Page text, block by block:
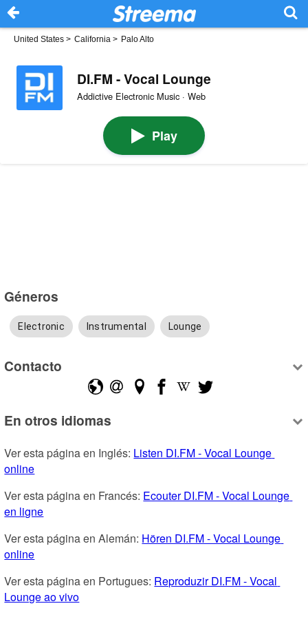
United States > California > Palo Alto
DI.FM - Vocal Lounge
Addictive Electronic Music · Web
Play
Géneros
Electronic Instrumental Lounge
Contacto
En otros idiomas
Ver esta página en Inglés: Listen DI.FM - Vocal Lounge
online
Ver esta página en Francés: Ecouter DI.FM - Vocal Lounge
en ligne
Ver esta página en Alemán: Hören DI.FM - Vocal Lounge
online
Ver esta página en Portugues: Reproduzir DI.FM - Vocal
Lounge ao vivo